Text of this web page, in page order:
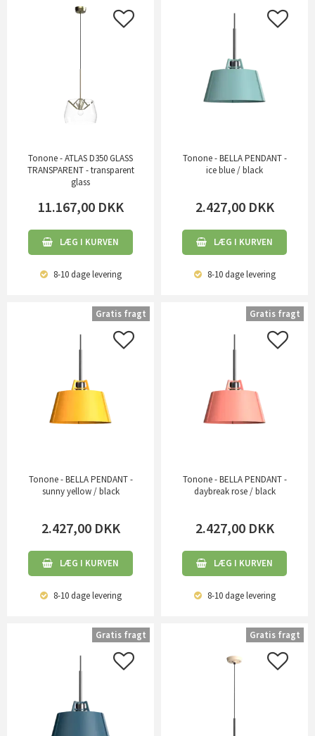
Tonone - ATLAS D350 GLASS
TRANSPARENT - transparent
glass
11.167,00 DKK
LÆG I KURVEN
8-10 dagelevering
Tonone - BELLA PENDANT -
ice blue / black
2.427,00 DKK
LÆG I KURVEN
8-10 dagelevering
Tonone - BELLA PENDANT -
sunny yellow / black
2.427,00 DKK
LÆG I KURVEN
8-10 dagelevering
Gratis fragt
Tonone - BELLA PENDANT -
daybreak rose / black
2.427,00 DKK
LÆG I KURVEN
8-10 dagelevering
Gratis fragt
Gratis fragt Gratis fragt